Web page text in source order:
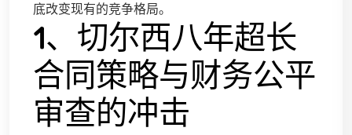
底改变现有的竞争格局。
1、切尔西八年超长
合同策略与财务公平
审查的冲击